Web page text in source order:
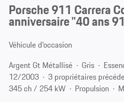
Porsche 911 Carrera
anniversaire "40 ans
Véhicule d'occasion
Argent Gt Métallisé
Gris
12/2003
3 propriétaires
345 ch / 254 kW
Propulsion